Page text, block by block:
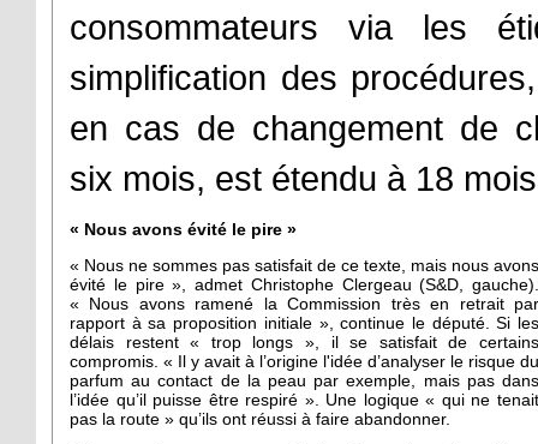
consommateurs via les
simplification des
en cas de changement de
six mois, est étendu à 18
« Nous avons évité le pire »
« Nous ne sommes pas satisfait de ce texte, mais nous avons
évité le pire », admet Christophe Clergeau (S&D, gauche).
« Nous avons ramené la Commission très en retrait par
rapport à sa proposition initiale », continue le député. Si les
délais restent « trop longs », il se satisfait de certains
compromis. « Il y avait à l’origine l'idée d’analyser le risque du
parfum au contact de la peau par exemple, mais pas dans
l’idée qu’il puisse être respiré ». Une logique « qui ne tenait
pas la route » qu’ils ont réussi à faire abandonner.